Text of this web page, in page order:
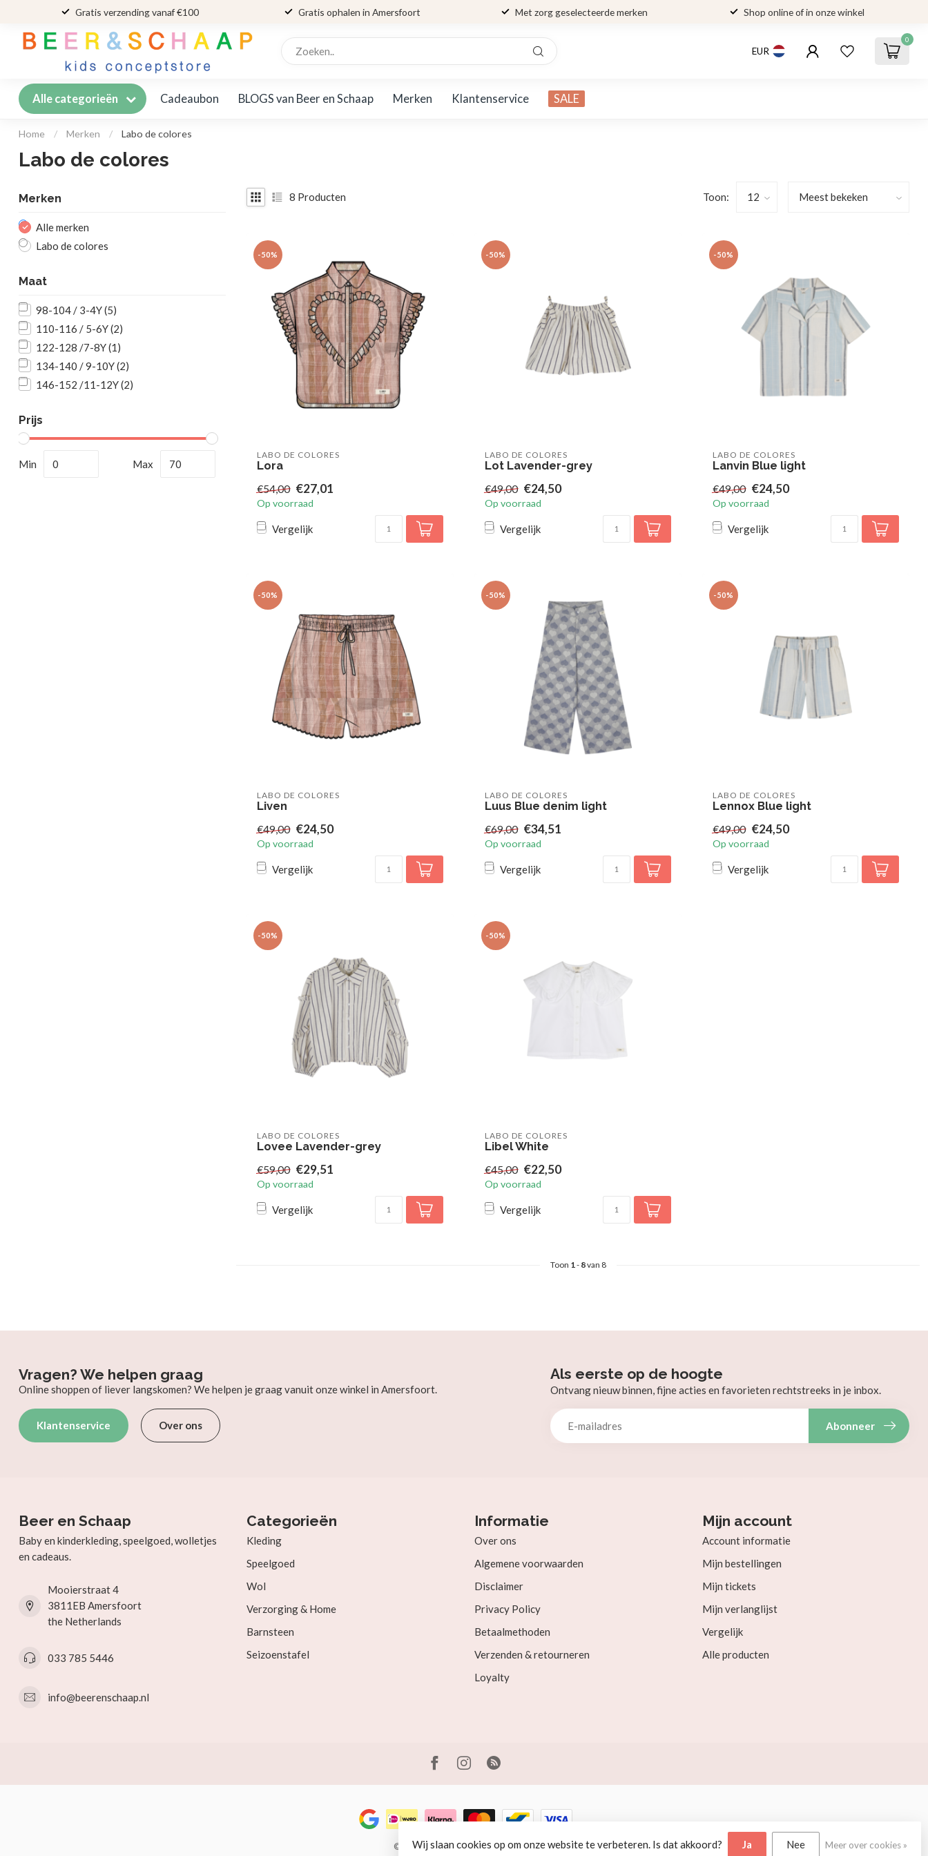
Gratis verzending vanaf €100 Gratis ophalen in Amersfoort Met zorg geselecteerde merken Shop online of in onze winkel
EUR
0
Alle categorieën Cadeaubon BLOGS van Beer en Schaap Merken Klantenservice SALE
Home / Merken / Labo de colores
Labo de colores
Merken
Alle merken
Labo de colores
Maat
98-104 / 3-4Y(5)
110-116 / 5-6Y(2)
122-128 /7-8Y(1)
134-140 / 9-10Y(2)
146-152 /11-12Y(2)
Prijs
Min Max
8 Producten Toon:
-50%
LABO DE COLORES
Lora
€54,00 €27,01
Op voorraad
Vergelijk
-50%
LABO DE COLORES
Lot Lavender-grey
€49,00 €24,50
Op voorraad
Vergelijk
-50%
LABO DE COLORES
Lanvin Blue light
€49,00 €24,50
Op voorraad
Vergelijk
-50%
LABO DE COLORES
Liven
€49,00 €24,50
Op voorraad
Vergelijk
-50%
LABO DE COLORES
Luus Blue denim light
€69,00 €34,51
Op voorraad
Vergelijk
-50%
LABO DE COLORES
Lennox Blue light
€49,00 €24,50
Op voorraad
Vergelijk
-50%
LABO DE COLORES
Lovee Lavender-grey
€59,00 €29,51
Op voorraad
Vergelijk
-50%
LABO DE COLORES
Libel White
€45,00 €22,50
Op voorraad
Vergelijk
Toon 1- 8van 8
Vragen? We helpen graag
Online shoppen of liever langskomen? We helpen je graag vanuit onze winkel in Amersfoort.
Klantenservice Over ons
Als eerste op de hoogte
Ontvang nieuw binnen, fijne acties en favorieten rechtstreeks in je inbox.
Abonneer
Beer en Schaap
Baby en kinderkleding, speelgoed, wolletjes
en cadeaus.
Mooierstraat 4
3811EB Amersfoort
the Netherlands
033 785 5446
info@beerenschaap.nl
Categorieën
Kleding
Speelgoed
Wol
Verzorging & Home
Barnsteen
Seizoenstafel
Informatie
Over ons
Algemene voorwaarden
Disclaimer
Privacy Policy
Betaalmethoden
Verzenden & retourneren
Loyalty
Mijn account
Account informatie
Mijn bestellingen
Mijn tickets
Mijn verlanglijst
Vergelijk
Alle producten
© Copyright 2026 Beer en Schaap
Wij slaan cookies op om onze website te verbeteren. Is dat akkoord? Ja Nee Meer over cookies »